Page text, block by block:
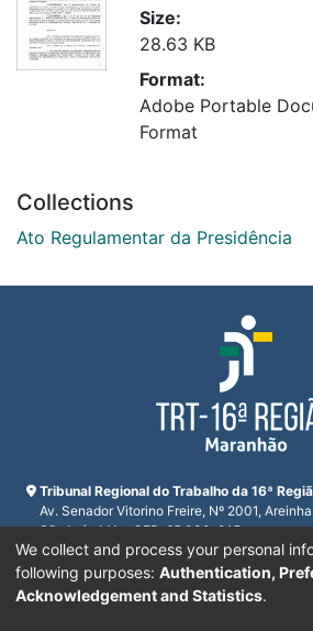
Size:
28.63 KB
Format:
Adobe Portable
Format
Collections
Ato Regulamentar da Presidência
Tribunal Regional do Trabalho da 16ª
Av. Senador Vitorino Freire, Nº 2001, Areinha
São Luís, MA - CEP: 65.030-015
CNPJ 23.608.631/0001-93
Horário de funcionamento:
De segunda a sexta-feira das 7:30 às 16:00
Telefones:
We collect and process your personal
following purposes: Authentication,
Acknowledgement and Statistics.